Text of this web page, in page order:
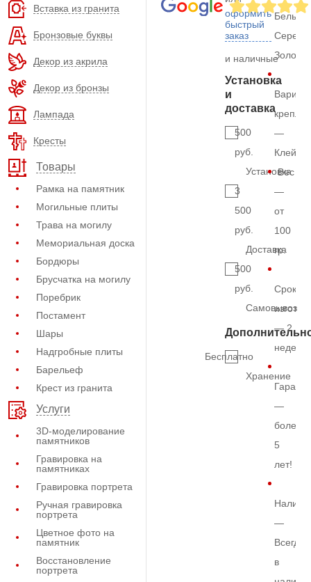
Вставка из гранита
Бронзовые буквы
Декор из акрила
Декор из бронзы
Лампада
Кресты
Товары
Рамка на памятник
Могильные плиты
Трава на могилу
Мемориальная доска
Бордюры
Брусчатка на могилу
Поребрик
Постамент
Шары
Надгробные плиты
Барельеф
Крест из гранита
Услуги
3D-моделирование
памятников
Гравировка на
памятниках
Гравировка портрета
Ручная гравировка
портрета
Цветное фото на
памятник
Восстановление
портрета
оформить
быстрый
заказ
и наличные
Установка
и
доставка
500
руб.
Установка
3
500
руб.
Доставка
500
руб.
Самовывоз
Бесплатно
Хранение
Белый,
Золото
—
Клей
Вес
—
от
100
гр.
Срок
— 2
недели
—
более
5
лет!
—
Всегда
в